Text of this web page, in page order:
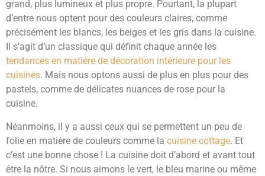
grand, plus lumineux et plus propre. Pourtant, la plupart
d’entre nous optent pour des couleurs claires, comme
précisément les blancs, les beiges et les gris dans la cuisine.
Il s’agit d’un classique qui définit chaque année les
tendances en matière de décoration intérieure pour les
cuisines. Mais nous optons aussi de plus en plus pour des
pastels, comme de délicates nuances de rose pour la
cuisine.
Néanmoins, il y a aussi ceux qui se permettent un peu de
folie en matière de couleurs comme la cuisine cottage. Et
c’est une bonne chose ! La cuisine doit d’abord et avant tout
être la nôtre. Si nous aimons le vert, le bleu marine ou même